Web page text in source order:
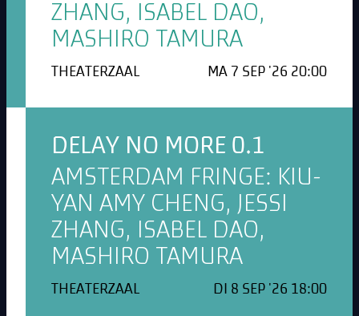
ZHANG, ISABEL DAO,
MASHIRO TAMURA
THEATERZAAL MA 7 SEP '26 20:00
DELAY NO MORE 0.1
AMSTERDAM FRINGE: KIU-
YAN AMY CHENG, JESSI
ZHANG, ISABEL DAO,
MASHIRO TAMURA
THEATERZAAL DI 8 SEP '26 18:00